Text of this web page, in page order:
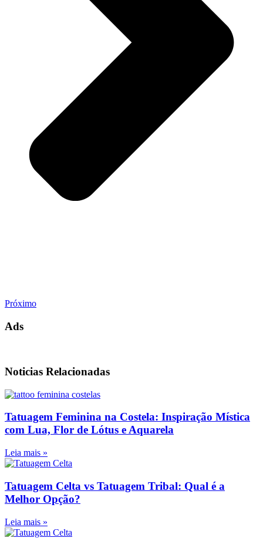
Próximo
Ads
Noticias Relacionadas
Tatuagem Feminina na Costela: Inspiração Mística
com Lua, Flor de Lótus e Aquarela
Leia mais »
Tatuagem Celta vs Tatuagem Tribal: Qual é a
Melhor Opção?
Leia mais »